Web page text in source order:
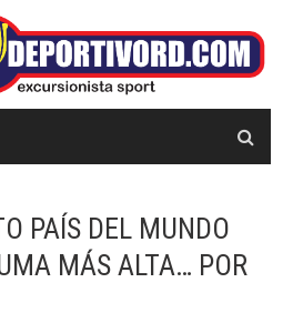
PAÍS DEL MUNDO
MÁS ALTA… POR